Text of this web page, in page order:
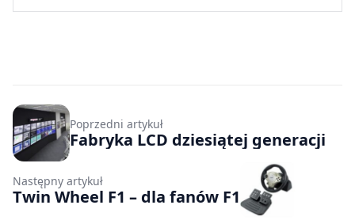
Poprzedni artykuł
Fabryka LCD dziesiątej generacji
Następny artykuł
Twin Wheel F1 – dla fanów F1